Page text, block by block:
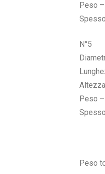
Peso
N°5
Peso
Peso